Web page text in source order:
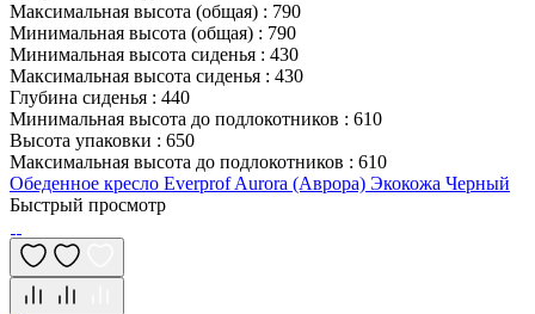
Максимальная высота (общая) : 790
Минимальная высота (общая) : 790
Минимальная высота сиденья : 430
Максимальная высота сиденья : 430
Глубина сиденья : 440
Минимальная высота до подлокотников : 610
Высота упаковки : 650
Максимальная высота до подлокотников : 610
Обеденное кресло Everprof Aurora (Аврора) Экокожа Черный
Быстрый просмотр